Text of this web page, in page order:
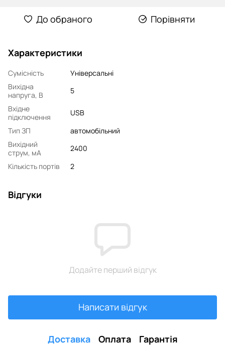
До обраного Порівняти
Характеристики
Сумісність
Універсальні
Вихідна
напруга, В
5
Вхідне
підключення
USB
Тип ЗП
автомобільний
Вихідний
струм, мA
2400
Кількість портів
2
Відгуки
Додайте перший відгук
Написати відгук
Доставка Оплата Гарантія